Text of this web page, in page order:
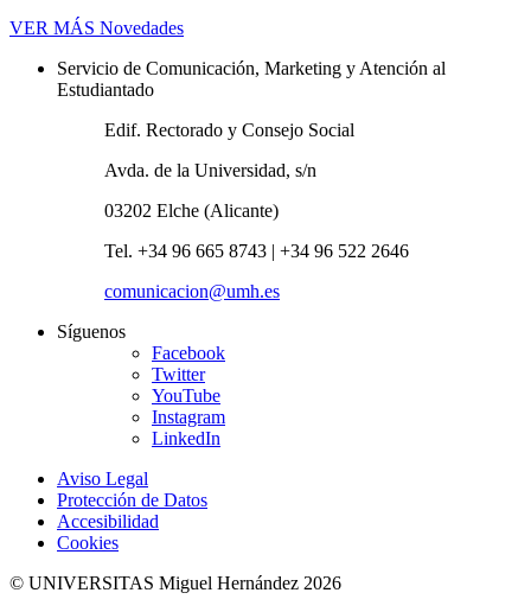
VER MÁS Novedades
Servicio de Comunicación, Marketing y Atención al
Estudiantado
Edif. Rectorado y Consejo Social
Avda. de la Universidad, s/n
03202 Elche (Alicante)
Tel. +34 96 665 8743 | +34 96 522 2646
comunicacion@umh.es
Síguenos
Facebook
Twitter
YouTube
Instagram
LinkedIn
Aviso Legal
Protección de Datos
Accesibilidad
Cookies
© UNIVERSITAS Miguel Hernández 2026